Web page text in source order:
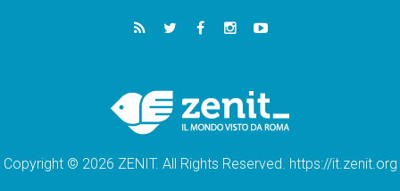
Copyright © 2026 ZENIT. All Rights Reserved. https://it.zenit.org